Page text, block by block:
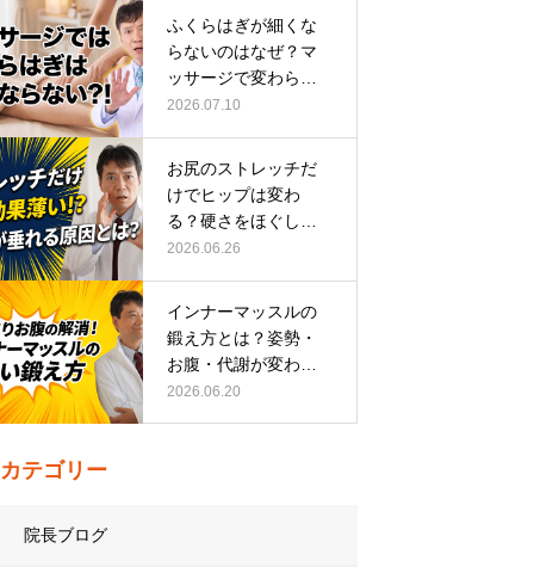
ふくらはぎが細くな
らないのはなぜ？マ
ッサージで変わらな
い根本原因
2026.07.10
お尻のストレッチだ
けでヒップは変わ
る？硬さをほぐして
整える正しい方…
2026.06.26
インナーマッスルの
鍛え方とは？姿勢・
お腹・代謝が変わる
トレーニング…
2026.06.20
カテゴリー
院長ブログ